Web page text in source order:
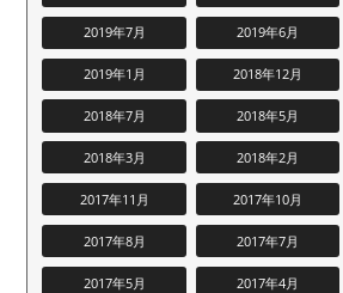
2019年7月 2019年6月
2019年1月 2018年12月
2018年7月 2018年5月
2018年3月 2018年2月
2017年11月 2017年10月
2017年8月 2017年7月
2017年5月 2017年4月